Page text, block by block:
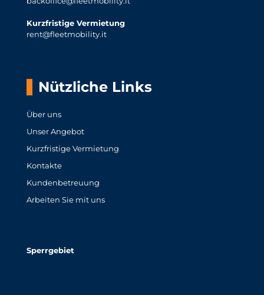
Kurzfristige Vermietung
rent@fleetmobility.it
Nützliche Links
Über uns
Unser Angebot
Kurzfristige Vermietung
Kontakte
Kundenbetreuung
Arbeiten Sie mit uns
Sperrgebiet